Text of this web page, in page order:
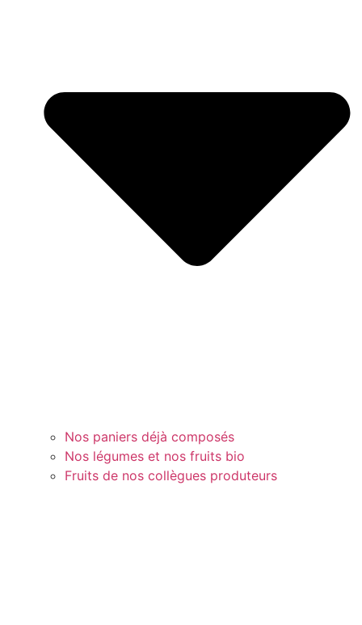
Nos paniers déjà composés
Nos légumes et nos fruits bio
Fruits de nos collègues produteurs